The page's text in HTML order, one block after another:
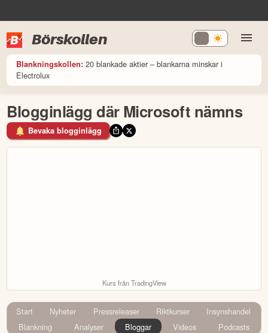
Börskollen
Blankningskollen: 20 blankade aktier – blankarna minskar i
Electrolux
Blogginlägg där Microsoft nämns
Bevaka blogginlägg
Kurs från TradingView
Start Nyheter Pressreleaser Riktkurser
Insynshandel
Blankning
Analyser Bloggar Videos Podcasts